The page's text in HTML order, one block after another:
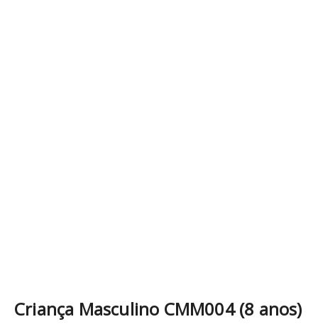
Criança Masculino CMM004 (8 anos)